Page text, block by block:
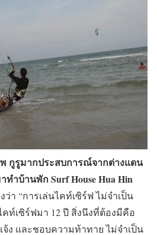
กูรูมากประสบการณ์จากต่างแดน
ำบ้านพัก Surf House Hua Hin
า “การเล่นไคท์เซิร์ฟ ไม่จำเป็น
ท์เซิร์ฟมา 12 ปี สิ่งนึงที่ต้องมีคือ
ง และชอบความท้าทาย ไม่จำเป็น